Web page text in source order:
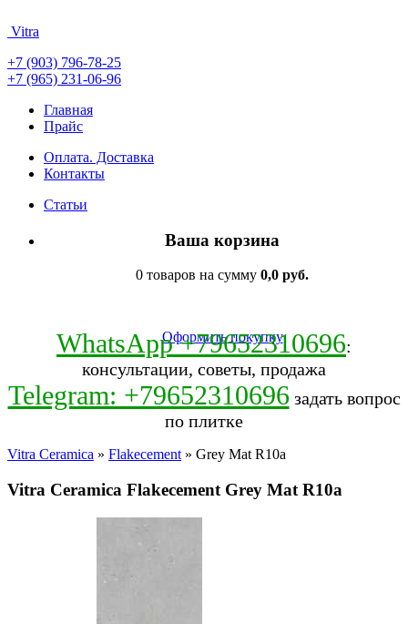
Vitra
+7 (903) 796-78-25
+7 (965) 231-06-96
Главная
Прайс
Оплата. Доставка
Контакты
Статьи
Ваша корзина
0 товаров на сумму 0,0 руб.
Оформить покупку
WhatsApp +79652310696:
консультации, советы, продажа
Telegram: +79652310696 задать вопрос
по плитке
Vitra Ceramica » Flakecement» Grey Mat R10a
Vitra Ceramica Flakecement Grey Mat R10a